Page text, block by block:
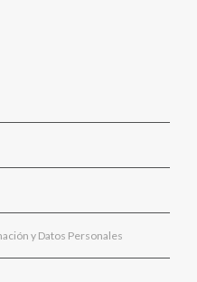
y Datos Personales